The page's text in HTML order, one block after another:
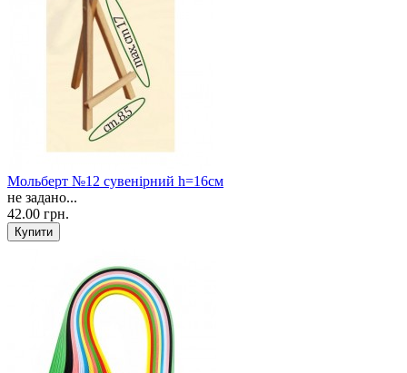
Мольберт №12 сувенірний h=16см
не задано...
42.00 грн.